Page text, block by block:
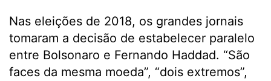
Nas eleições de 2018, os grandes jornais
tomaram a decisão de estabelecer paralelo
entre Bolsonaro e Fernando Haddad. “São
faces da mesma moeda”, “dois extremos”,